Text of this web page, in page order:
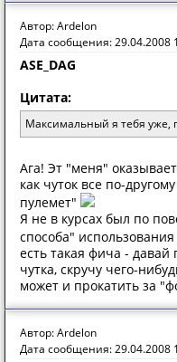
Автор: Ardelon
Дата сообщения: 29.04.2008
ASE_DAG
Цитата:
Максимальный я тебя уже,
Ага! Эт "меня"
как чуток все по-
пулемет"
Я не в курсах был по
способа"
есть такая фича -
чутка, скручу чего-
может и прокатить за
Автор: Ardelon
Дата сообщения: 29.04.2008